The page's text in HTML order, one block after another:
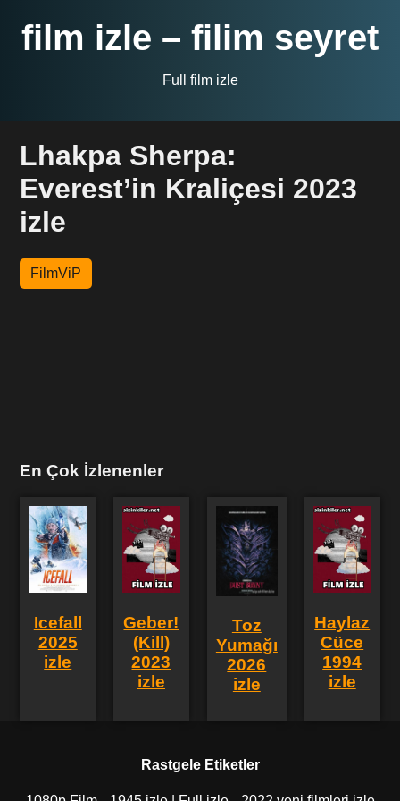
film izle – filim seyret
Full film izle
Lhakpa Sherpa:
Everest’in Kraliçesi 2023
izle
FilmViP
En Çok İzlenenler
Icefall
2025
izle
Geber!
(Kill)
2023
izle
Toz
Yumağı
2026
izle
Haylaz
Cüce
1994
izle
Rastgele Etiketler